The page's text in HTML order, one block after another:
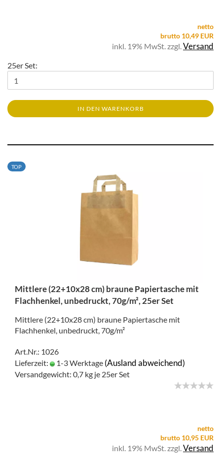
netto
brutto 10,49 EUR
inkl. 19% MwSt. zzgl.Versand
25er Set:
IN DEN WARENKORB
TOP
Mittlere (22+10x28 cm) braune Papiertasche mit
Flachhenkel, unbedruckt, 70g/m², 25er Set
Mittlere (22+10x28 cm) braune Papiertasche mit
Flachhenkel, unbedruckt, 70g/m²
Art.Nr.: 1026
Lieferzeit:
1-3 Werktage (Ausland abweichend)
Versandgewicht: 0,7 kg je 25er Set
netto
brutto 10,95 EUR
inkl. 19% MwSt. zzgl.Versand